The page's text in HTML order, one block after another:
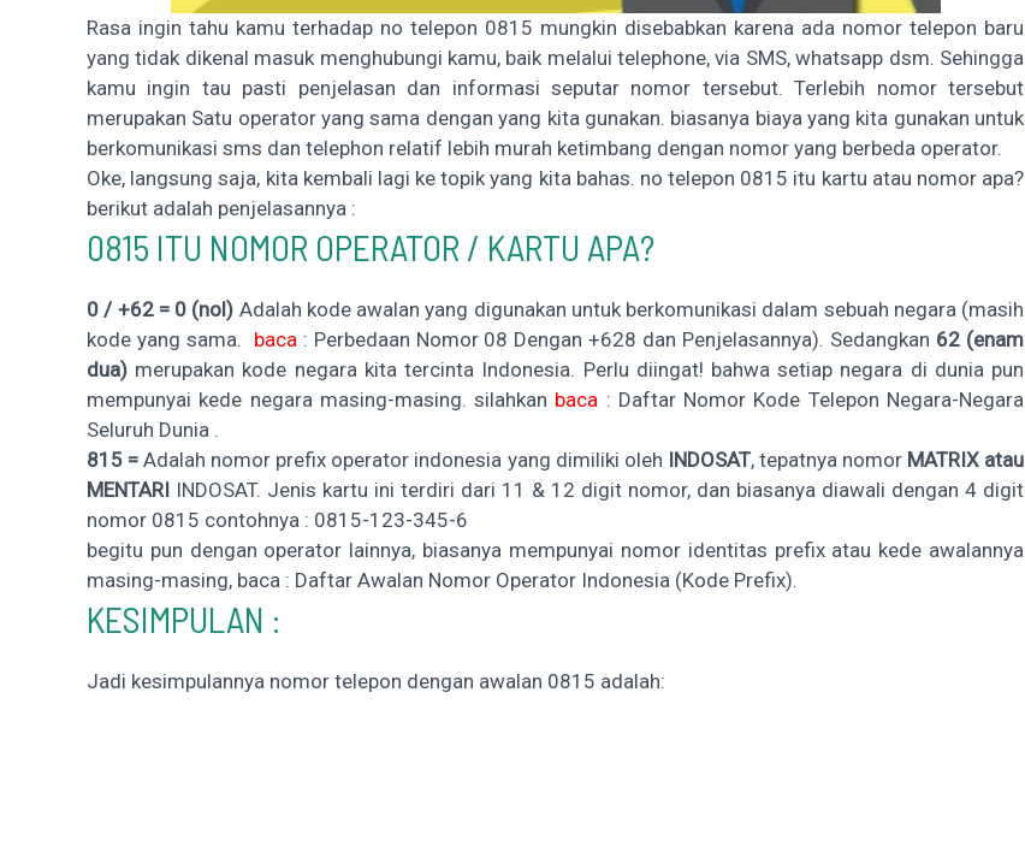
Rasa ingin tahu kamu terhadap no telepon 0815 mungkin disebabkan karena ada nomor telepon baru
yang tidak dikenal masuk menghubungi kamu, baik melalui telephone, via SMS, whatsapp dsm. Sehingga
kamu ingin tau pasti penjelasan dan informasi seputar nomor tersebut. Terlebih nomor tersebut
merupakan Satu operator yang sama dengan yang kita gunakan. biasanya biaya yang kita gunakan untuk
berkomunikasi sms dan telephon relatif lebih murah ketimbang dengan nomor yang berbeda operator.
Oke, langsung saja, kita kembali lagi ke topik yang kita bahas. no telepon 0815 itu kartu atau nomor apa?
berikut adalah penjelasannya :
0815 ITU NOMOR OPERATOR / KARTU APA?
0 / +62 = 0 (nol) Adalah kode awalan yang digunakan untuk berkomunikasi dalam sebuah negara (masih
kode yang sama. baca: Perbedaan Nomor 08 Dengan +628 dan Penjelasannya). Sedangkan 62 (enam
dua) merupakan kode negara kita tercinta Indonesia. Perlu diingat! bahwa setiap negara di dunia pun
mempunyai kede negara masing-masing. silahkan baca : Daftar Nomor Kode Telepon Negara-Negara
Seluruh Dunia .
815 = Adalah nomor prefix operator indonesia yang dimiliki oleh INDOSAT, tepatnya nomor MATRIX atau
MENTARI INDOSAT. Jenis kartu ini terdiri dari 11 & 12 digit nomor, dan biasanya diawali dengan 4 digit
nomor 0815 contohnya : 0815-123-345-6
begitu pun dengan operator lainnya, biasanya mempunyai nomor identitas prefix atau kede awalannya
masing-masing, baca : Daftar Awalan Nomor Operator Indonesia (Kode Prefix).
KESIMPULAN :
Jadi kesimpulannya nomor telepon dengan awalan 0815 adalah: